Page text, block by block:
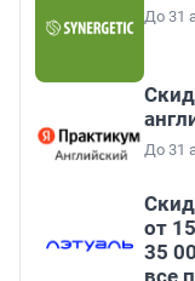
До 31
До 31
от
35